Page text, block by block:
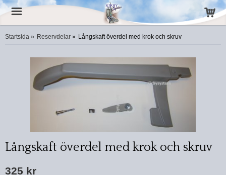
Startsida » Reservdelar » Långskaft överdel med krok och skruv
Långskaft överdel med krok och skruv
325 kr